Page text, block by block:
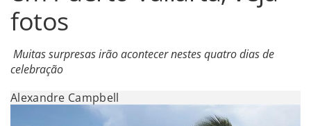
fotos
Muitas surpresas irão acontecer nestes quatro dias de
celebração
Alexandre Campbell